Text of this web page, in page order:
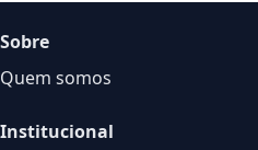
Sobre
Quem somos
Institucional